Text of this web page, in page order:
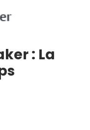
: La